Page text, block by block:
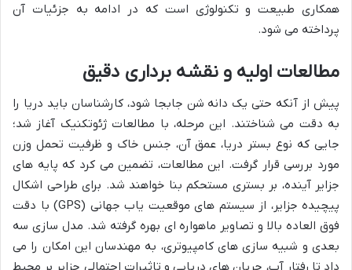
همکاری طبیعت و تکنولوژی است که در ادامه به جزئیات آن
پرداخته می شود.
مطالعات اولیه و نقشه برداری دقیق
پیش از آنکه حتی یک دانه شن جابجا شود، کارشناسان باید دریا را
به دقت می شناختند. این مرحله، با مطالعات ژئوتکنیک آغاز شد؛
جایی که نوع بستر دریا، عمق آن، جنس خاک و ظرفیت تحمل وزن
مورد بررسی قرار گرفت. این مطالعات، تضمین می کرد که پایه های
جزایر آینده، بر بستری مستحکم بنا خواهند شد. برای طراحی اشکال
پیچیده جزایر، از سیستم های موقعیت یاب جهانی (GPS) با دقت
فوق العاده بالا و تصاویر ماهواره ای بهره گرفته شد. مدل سازی سه
بعدی و شبیه سازی های کامپیوتری، به مهندسان این امکان را می